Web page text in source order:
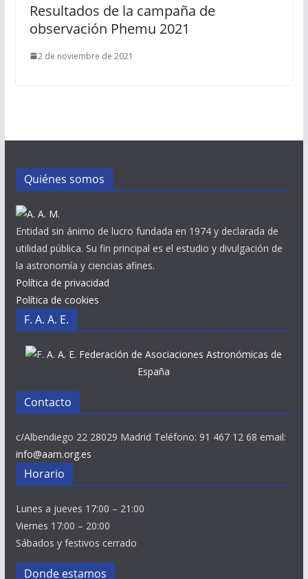
Resultados de la campaña de
observación Phemu 2021
2 de noviembre de 2021
Quiénes somos
Entidad sin ánimo de lucro fundada en 1974 y declarada de
utilidad pública. Su fin principal es el estudio y divulgación de
la astronomía y ciencias afines.
Política de privacidad
Política de cookies
F. A. A. E.
Federación de Asociaciones Astronómicas de
España
Contacto
c/Albendiego 22 28029 Madrid Teléfono: 91 467 12 68 email:
info@aam.org.es
Horario
Lunes a jueves 17:00 – 21:00
Viernes 17:00 – 20:00
Sábados y festivos cerrado
Donde estamos